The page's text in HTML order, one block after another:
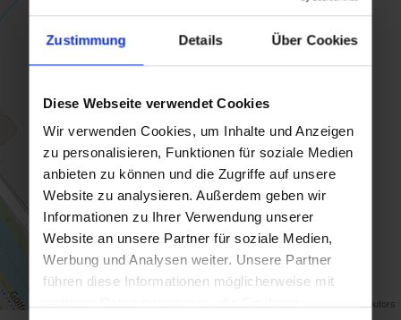
Zustimmung Details Über Cookies
Diese Webseite verwendet Cookies
Wir verwenden Cookies, um Inhalte und Anzeigen
zu personalisieren, Funktionen für soziale Medien
anbieten zu können und die Zugriffe auf unsere
Website zu analysieren. Außerdem geben wir
Informationen zu Ihrer Verwendung unserer
Website an unsere Partner für soziale Medien,
Werbung und Analysen weiter. Unsere Partner
führen diese Informationen möglicherweise mit
contributors